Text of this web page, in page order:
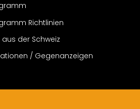
Richtlinien
aus der Schweiz
/ Gegenanzeigen